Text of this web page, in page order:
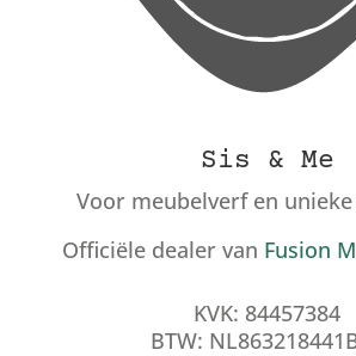
Sis & Me
Voor meubelverf en
Officiële dealer van Fusion
KVK: 84457384
BTW: